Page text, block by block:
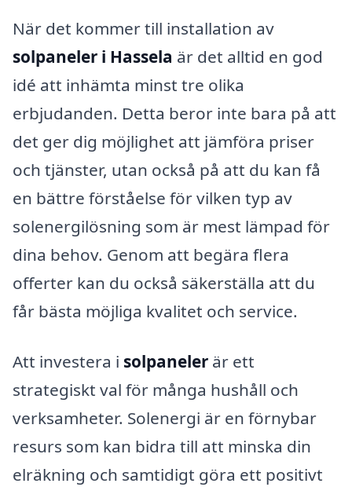
När det kommer till installation av
solpaneler i Hassela är det alltid en god
idé att inhämta minst tre olika
erbjudanden. Detta beror inte bara på att
det ger dig möjlighet att jämföra priser
och tjänster, utan också på att du kan få
en bättre förståelse för vilken typ av
solenergilösning som är mest lämpad för
dina behov. Genom att begära flera
offerter kan du också säkerställa att du
får bästa möjliga kvalitet och service.
Att investera i solpaneler är ett
strategiskt val för många hushåll och
verksamheter. Solenergi är en förnybar
resurs som kan bidra till att minska din
elräkning och samtidigt göra ett positivt